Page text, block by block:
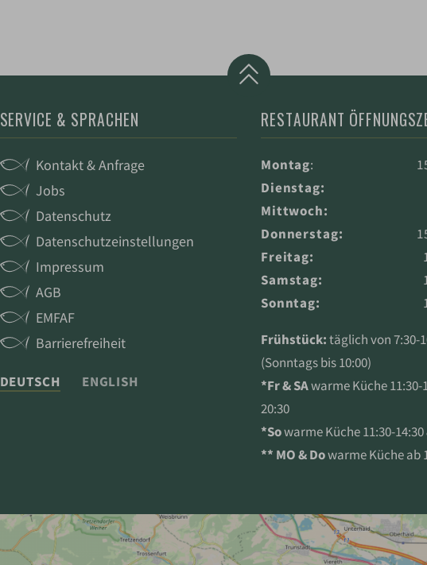
SERVICE & SPRACHEN
Kontakt & Anfrage
Jobs
Datenschutz
Datenschutzeinstellungen
Impressum
AGB
EMFAF
Barrierefreiheit
DEUTSCH ENGLISH
RESTAURANT
Montag:
Dienstag:
Mittwoch:
Donnerstag:
Freitag:
Samstag:
Sonntag:
Frühstück:täglich von 7:30-
(Sonntags bis 10:00)
*Fr & SAwarme Küche 11:30-
20:30
*Sowarme Küche 11:30-14:30
** MO & Dowarme Küche ab